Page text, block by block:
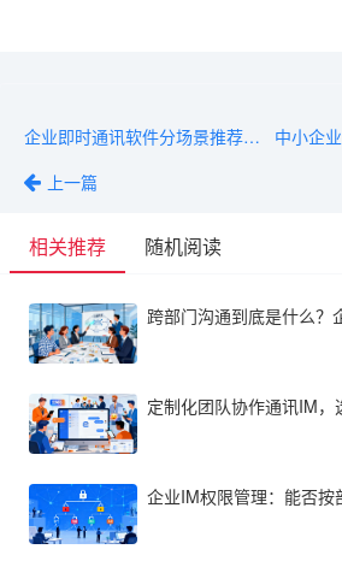
企业即时通讯软件分场景推荐：政企/金融/制造各适合哪款？
上一篇
相关推荐 随机阅读
定制化团队协作通讯IM，